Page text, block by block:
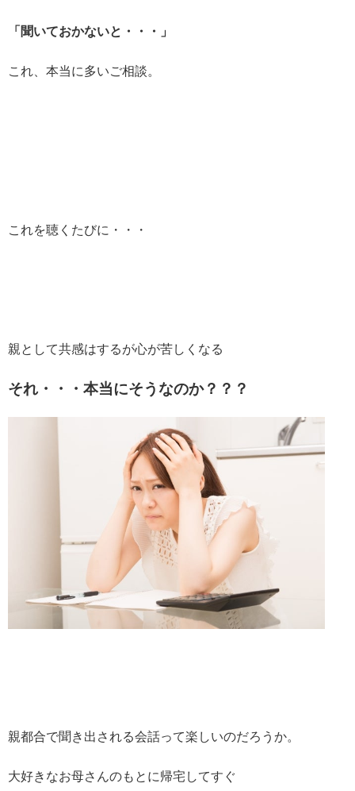
「聞いておかないと・・・」
これ、本当に多いご相談。
これを聴くたびに・・・
親として共感はするが心が苦しくなる
それ・・・本当にそうなのか？？？
親都合で聞き出される会話って楽しいのだろうか。
大好きなお母さんのもとに帰宅してすぐ